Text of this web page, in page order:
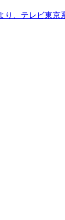
り、テレビ東京